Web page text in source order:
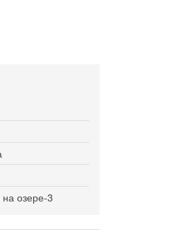
озере-3